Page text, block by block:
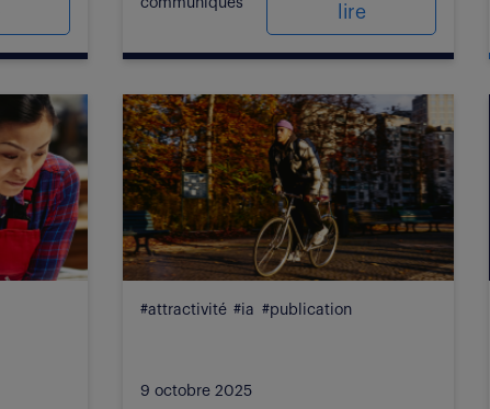
communiqués lire
#attractivité #ia #publication
9 octobre 2025